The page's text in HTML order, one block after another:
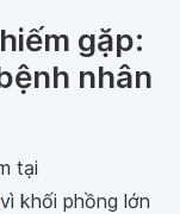
gặp:
nhân
tại
vì khối phồng lớn